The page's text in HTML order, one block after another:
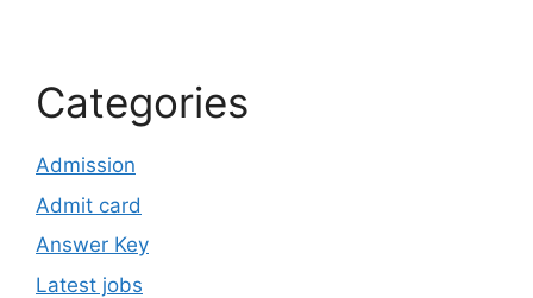
Categories
Admission
Admit card
Answer Key
Latest jobs